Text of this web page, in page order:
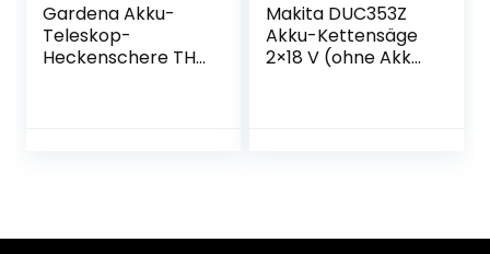
Gardena Akku-
Teleskop-
Heckenschere THS
Kopf, inkl. 18V P4A
Makita DUC353Z
Akku-Kettensäge
2×18 V (ohne Akku,